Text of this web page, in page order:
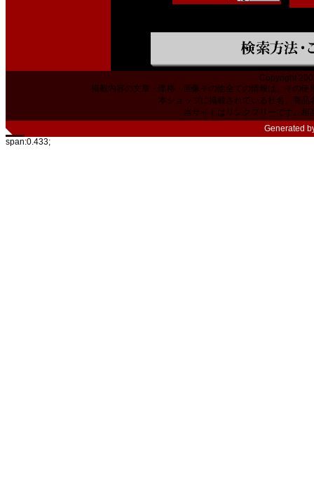
Copyright
掲載内容の文章・価格・画像その他全ての情報は、その
本ショップに掲載されている社名、商
当サイトはリンクフリーです。相
Generated
span:0.433;